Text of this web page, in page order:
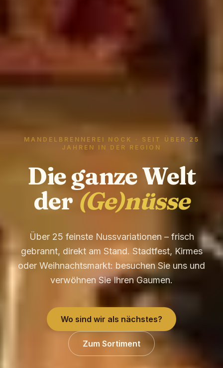
MANDELBRENNEREI NOCK · SEIT ÜBER 25
JAHREN IN DER REGION
Die ganze Welt
der (Ge)nüsse
Über 25 feinste Nussvariationen – frisch
gebrannt, direkt am Stand. Stadtfest, Kirmes
oder Weihnachtsmarkt: besuchen Sie uns und
verwöhnen Sie Ihren Gaumen.
Wo sind wir als nächstes?
Zum Sortiment